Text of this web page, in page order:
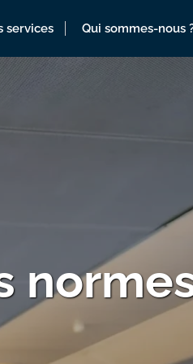
services Qui sommes-nous